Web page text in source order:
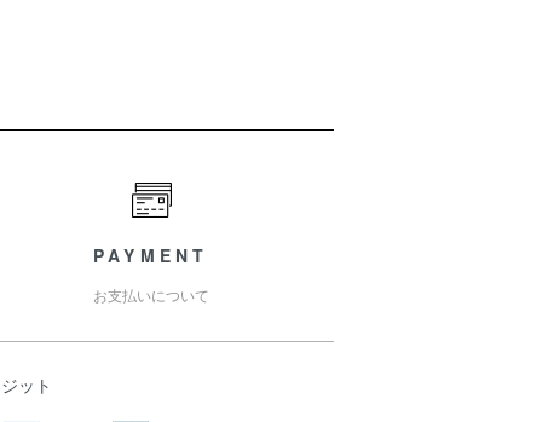
PAYMENT
お支払いについて
ット